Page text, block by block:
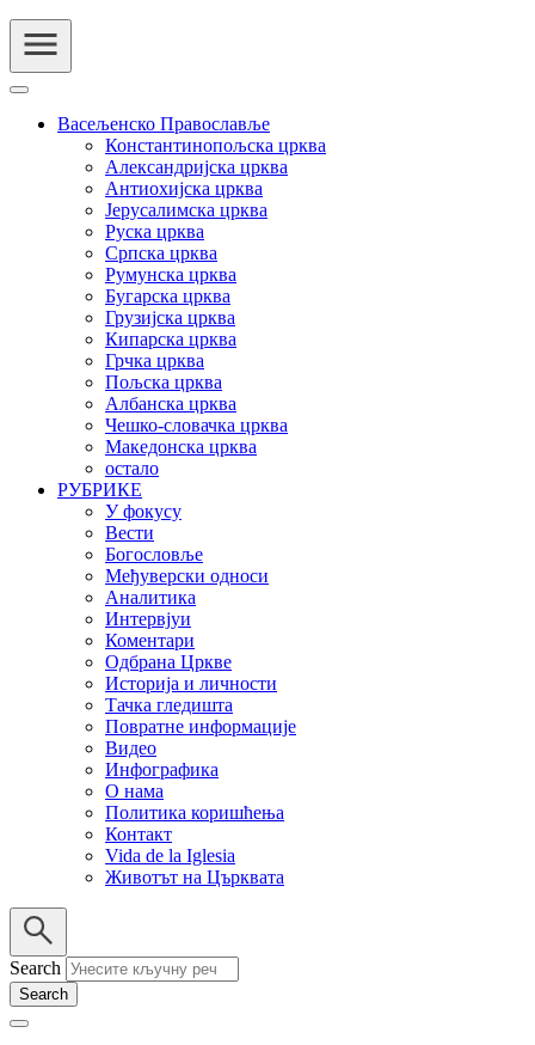
Васељенско Православље
Константинопољска црква
Александријска црква
Антиохијска црква
Јерусалимска црква
Руска црква
Српска црква
Румунска црква
Бугарска црква
Грузијска црква
Кипарска црква
Грчка црква
Пољска црква
Албанска црква
Чешко-словачка црква
Македонска црква
остало
РУБРИКЕ
У фокусу
Вести
Богословље
Међуверски односи
Аналитика
Интервјуи
Коментари
Одбрана Цркве
Историја и личности
Тачка гледишта
Повратне информације
Видео
Инфографика
О нама
Политика коришћења
Контакт
Vida de la Iglesia
Животът на Църквата
Search